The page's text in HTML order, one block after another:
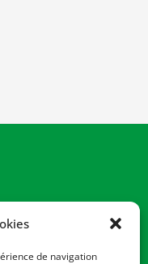
de navigation